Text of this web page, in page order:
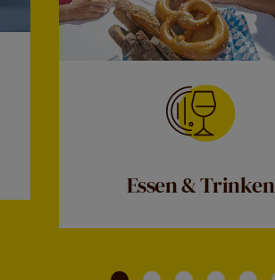
Essen & Trinken